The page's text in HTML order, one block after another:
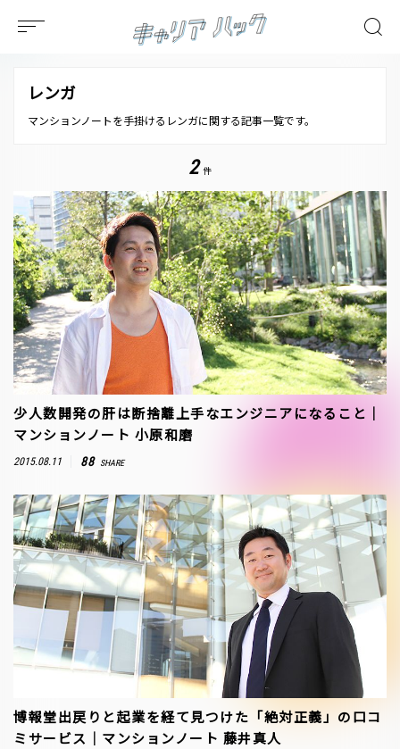
レンガ
マンションノートを手掛けるレンガに関する記事一覧です。
2 件
少人数開発の肝は断捨離上手なエンジニアになること｜
マンションノート 小原和磨
2015.08.11 88 SHARE
博報堂出戻りと起業を経て見つけた「絶対正義」の口コ
ミサービス｜マンションノート 藤井真人